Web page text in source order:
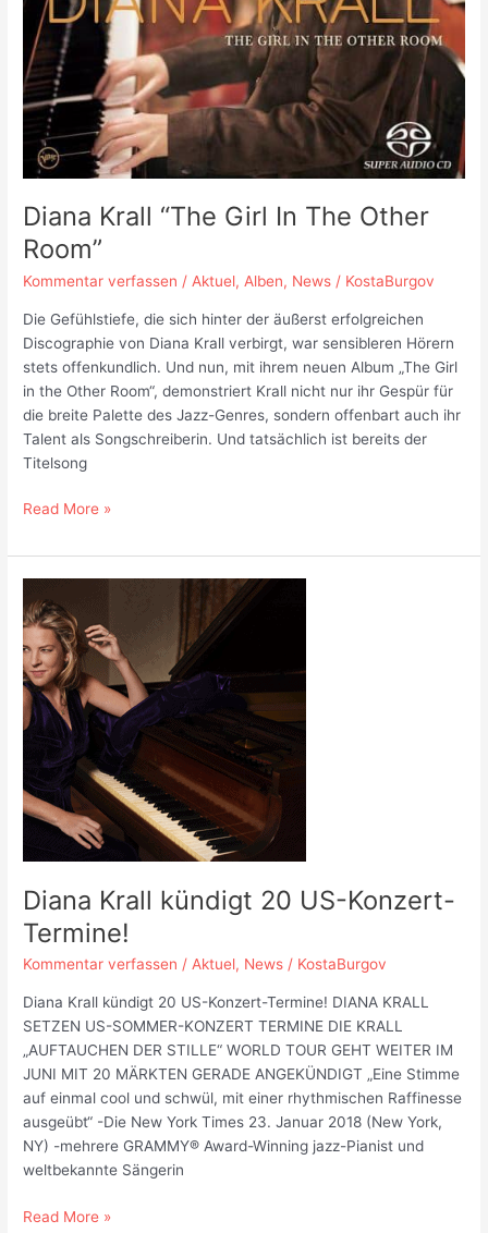
Diana Krall “The Girl In The Other
Room”
Kommentar verfassen / Aktuel, Alben, News / KostaBurgov
Die Gefühlstiefe, die sich hinter der äußerst erfolgreichen
Discographie von Diana Krall verbirgt, war sensibleren Hörern
stets offenkundlich. Und nun, mit ihrem neuen Album „The Girl
in the Other Room“, demonstriert Krall nicht nur ihr Gespür für
die breite Palette des Jazz-Genres, sondern offenbart auch ihr
Talent als Songschreiberin. Und tatsächlich ist bereits der
Titelsong
Diana
“The
Girl
In
The
Other
Room”
Read More »
Diana Krall kündigt 20 US-Konzert-
Termine!
Kommentar verfassen /Aktuel, News / KostaBurgov
Diana Krall kündigt 20 US-Konzert-Termine! DIANA KRALL
SETZEN US-SOMMER-KONZERT TERMINE DIE KRALL
„AUFTAUCHEN DER STILLE“ WORLD TOUR GEHT WEITER IM
JUNI MIT 20 MÄRKTEN GERADE ANGEKÜNDIGT „Eine Stimme
auf einmal cool und schwül, mit einer rhythmischen Raffinesse
ausgeübt“ -Die New York Times 23. Januar 2018 (New York,
NY) -mehrere GRAMMY® Award-Winning jazz-Pianist und
weltbekannte Sängerin
Diana
Read More »